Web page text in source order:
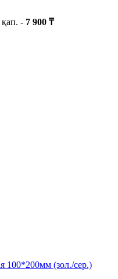
қап. - 7 900 ₸